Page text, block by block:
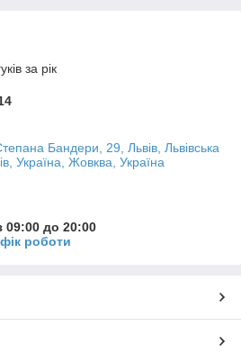
за рік
Бандери, 29, Львів, Львівська
Україна, Жовква, Україна
09:00 до 20:00
роботи